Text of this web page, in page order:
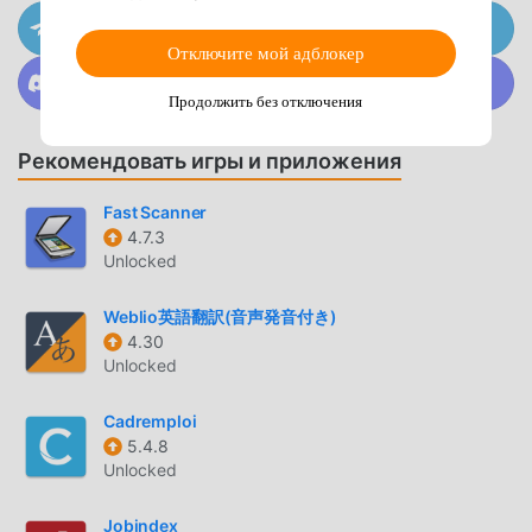
Distributors • Industrial Suppliers • MSMEsIf you are
currently selling or want to sell in the B2B space —
TradeIndia.com is your growth platform.COMPETITIVE
ADVANTAGES • Faster onboarding • Cleaner, more
category-based visibility tools • Covers all MSME sectors,
not just industrial tools • Larger buyer-seller community •
Stronger outreach for small & medium businesses
TRADEINDIA ВВЕДЕНИЕ
Tradeindia Будучи очень популярным приложением
business в последнее время, оно привлекло большое
количество пользователей, которым нравится business,
приложение, moddroid — ваш лучший выбор. moddroid
не только предоставляет вам последнюю версию
Tradeindia 1250000266 бесплатно, но также бесплатно
Присоединяйтесь к @MODDROID.CO в сообществе
Discord
Рекомендовать игры и приложения
Fast Scanner
4.7.3
Unlocked
Weblio英語翻訳(音声発音付き)
4.30
Unlocked
Cadremploi
5.4.8
Unlocked
Jobindex
Отключите мой адблокер
Продолжить без отключения